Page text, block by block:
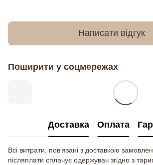
Написати відгук
Поширити у соцмережах
Доставка Оплата
Всі витрати, пов'язані з доставкою
післяплати сплачує одержувач згідно з